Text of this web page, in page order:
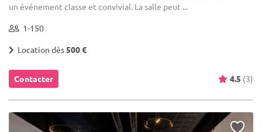
un événement classe et convivial. La salle peut ...
1-150
Location dès500 €
Contacter 4.5 (3)